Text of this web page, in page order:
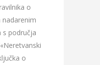
o
s područja
o